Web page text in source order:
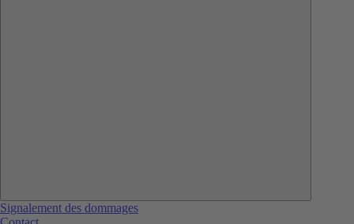
Signalement des dommages